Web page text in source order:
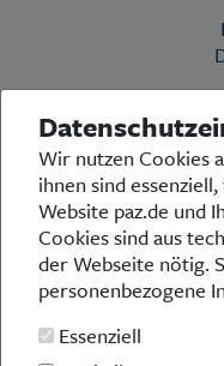
Die Preußische Allgemeine
in der deutschen
über das aktuelle
bezieht zu den
Stellung. In ihrer Arbeit
preußischen Wertekanon
steht für religiöse und
und Weltoffenheit, für
Handeln in allen
Wir nutzen Cookies
ihnen sind
Website paz.de und
Cookies sind aus
der Webseite nötig.
personenbezogene
Essenziell